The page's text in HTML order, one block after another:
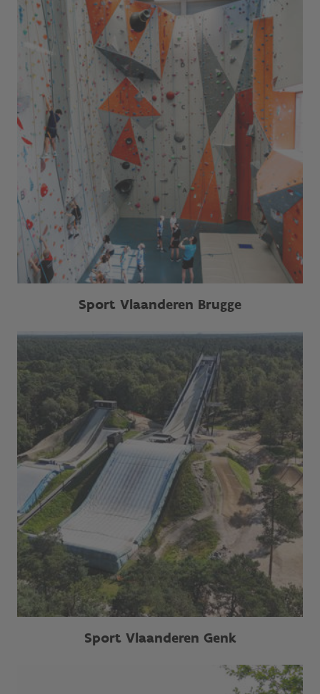
Sport Vlaanderen Brugge
Sport Vlaanderen Genk